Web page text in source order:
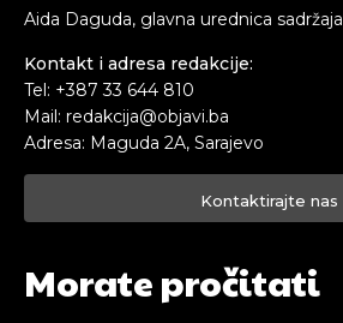
Aida Daguda, glavna urednica sadržaja
Kontakt i adresa redakcije:
Tel: +387 33 644 810
Mail: redakcija@objavi.ba
Adresa: Maguda 2A, Sarajevo
Kontaktirajte nas
Morate pročitati